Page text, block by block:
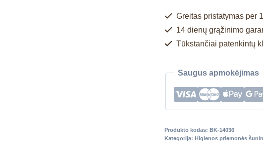
Greitas pristatymas per
14 dienų grąžinimo
Tūkstančiai patenkintų
Saugus apmokėjimas
Produkto kodas: BK-14036
Kategorija: Higienos priemonės